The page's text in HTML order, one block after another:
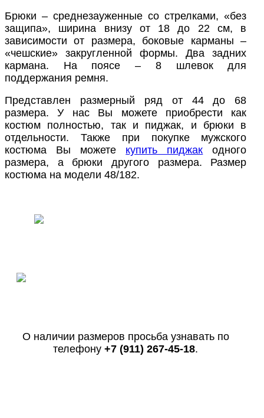
Брюки – среднезауженные со стрелками, «без
защипа», ширина внизу от 18 до 22 см, в
зависимости от размера, боковые карманы –
«чешские» закругленной формы. Два задних
кармана. На поясе – 8 шлевок для
поддержания ремня.
Представлен размерный ряд от 44 до 68
размера. У нас Вы можете приобрести как
костюм полностью, так и пиджак, и брюки в
отдельности. Также при покупке мужского
костюма Вы можете купить пиджак одного
размера, а брюки другого размера. Размер
костюма на модели 48/182.
О наличии размеров просьба узнавать по
телефону+7 (911) 267-45-18.